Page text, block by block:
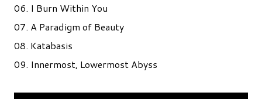
06. I Burn Within You
07. A Paradigm of Beauty
08. Katabasis
09. Innermost, Lowermost Abyss